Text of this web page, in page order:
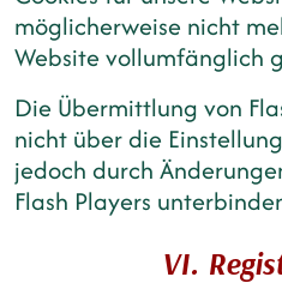
möglicherweise nicht
Website vollumfänglich
Die Übermittlung von
nicht über die
jedoch durch
Flash Players
VI.